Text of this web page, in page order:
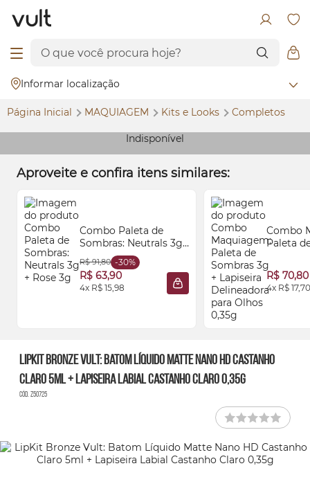
Informar localização
Página Inicial MAQUIAGEM Kits e Looks Completos
Indisponível
Aproveite e confira itens similares:
Combo Paleta de
Sombras: Neutrals 3g
+ Rose 3g
R$ 91,80 -30%
R$ 63,90
4x R$ 15,98 ADICIONAR À SACOLA
Combo
Paleta
Olhos
R$ 70,80
4x R$ 17,70
LipKit Bronze Vult: Batom Líquido Matte Nano HD Castanho
Claro 5ml + Lapiseira Labial Castanho Claro 0,35g
Cód. Z50725